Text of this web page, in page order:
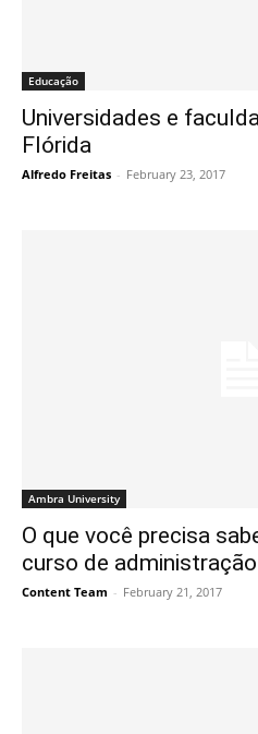
Educação
Universidades e
Flórida
Alfredo Freitas - February 23, 2017
Ambra University
O que você precisa
curso de
Content Team - February 21, 2017